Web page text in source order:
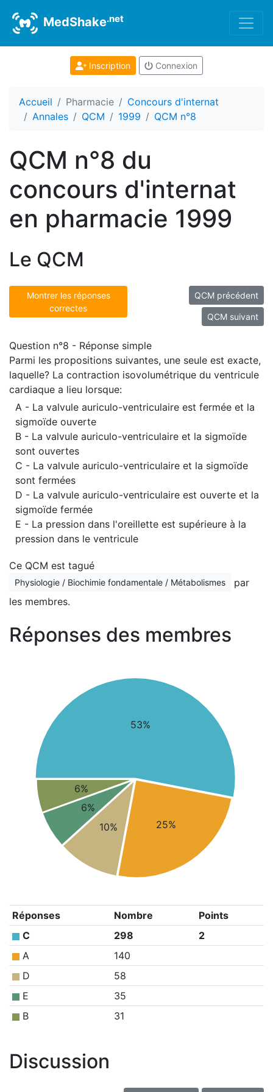
MedShake.net
Inscription Connexion
Accueil Pharmacie
Concours d'internat
Annales
QCM 1999 QCM n°8
QCM n°8 du
concours d'internat
en pharmacie 1999
Le QCM
Montrer les réponses
correctes
QCM précédent
QCM suivant
Question n°8 - Réponse simple
Parmi les propositions suivantes, une seule est exacte,
laquelle? La contraction isovolumétrique du ventricule
cardiaque a lieu lorsque:
A - La valvule auriculo-ventriculaire est fermée et la
sigmoïde ouverte
B - La valvule auriculo-ventriculaire et la sigmoïde
sont ouvertes
C - La valvule auriculo-ventriculaire et la sigmoïde
sont fermées
D - La valvule auriculo-ventriculaire est ouverte et la
sigmoïde fermée
E - La pression dans l'oreillette est supérieure à la
pression dans le ventricule
Ce QCM est tagué
Physiologie / Biochimie fondamentale / Métabolismes
par
les membres.
Réponses des membres
53%
25%
10%
6%
6%
Réponses Nombre
Points
C
298
2
A
140
D
58
E
35
B
31
Discussion